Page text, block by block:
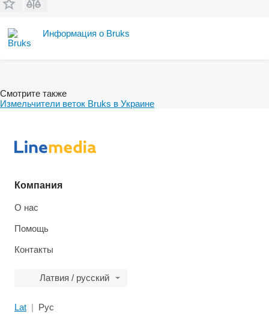
Информация о Bruks
Смотрите также
Измельчители веток Bruks в Украине
Компания
О нас
Помощь
Контакты
Латвия / русский
Lat Рус